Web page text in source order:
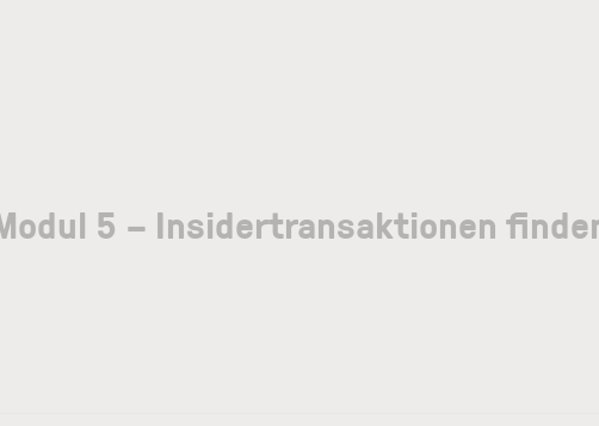
5 – Insidertransaktionen